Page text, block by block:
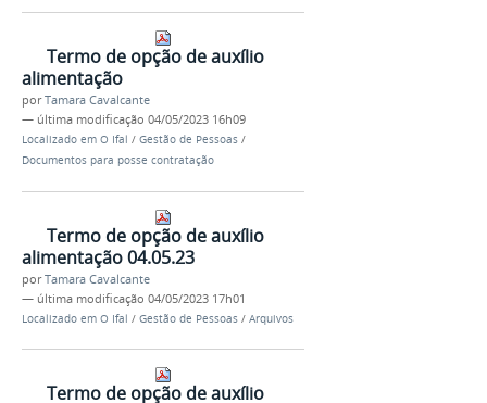
Termo de opção de auxílio
alimentação
porTamara Cavalcante
— última modificação 04/05/2023 16h09
Localizado em O Ifal / Gestão de Pessoas /
Documentos para posse contratação
Termo de opção de auxílio
alimentação 04.05.23
porTamara Cavalcante
— última modificação 04/05/2023 17h01
Localizado em O Ifal / Gestão de Pessoas / Arquivos
Termo de opção de auxílio